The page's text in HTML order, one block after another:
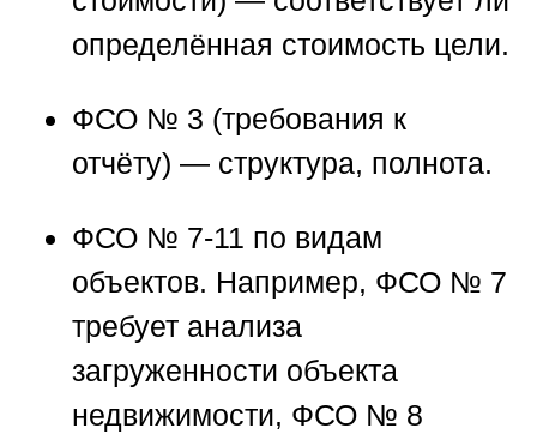
определённая стоимость цели.
ФСО № 3 (требования к
отчёту) — структура, полнота.
ФСО № 7-11 по видам
объектов. Например, ФСО № 7
требует анализа
загруженности объекта
недвижимости, ФСО № 8